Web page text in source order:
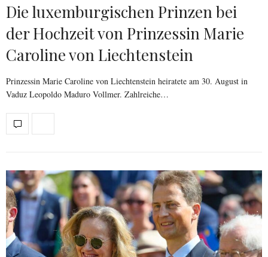
Die luxemburgischen Prinzen bei
der Hochzeit von Prinzessin Marie
Caroline von Liechtenstein
Prinzessin Marie Caroline von Liechtenstein heiratete am 30. August in
Vaduz Leopoldo Maduro Vollmer. Zahlreiche…